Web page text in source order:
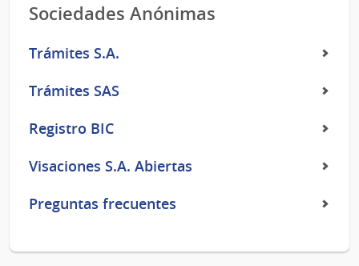
Sociedades Anónimas
Trámites S.A.
Trámites SAS
Registro BIC
Visaciones S.A. Abiertas
Preguntas frecuentes